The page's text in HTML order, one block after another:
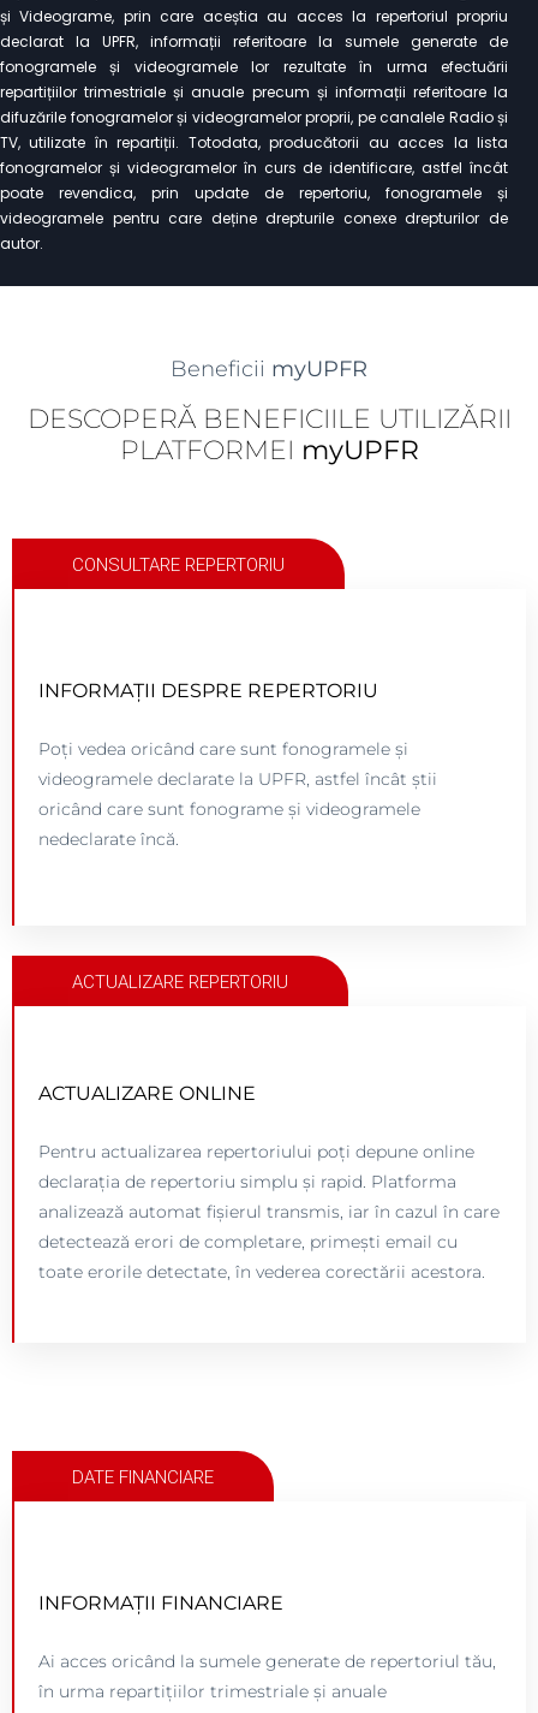
și Videograme, prin care aceștia au acces la repertoriul propriu
declarat la UPFR, informații referitoare la sumele generate de
fonogramele și videogramele lor rezultate în urma efectuării
repartițiilor trimestriale și anuale precum și informații referitoare la
difuzările fonogramelor și videogramelor proprii, pe canalele Radio și
TV, utilizate în repartiții. Totodata, producătorii au acces la lista
fonogramelor și videogramelor în curs de identificare, astfel încât
poate revendica, prin update de repertoriu, fonogramele și
videogramele pentru care deține drepturile conexe drepturilor de
autor.
Beneficii myUPFR
DESCOPERĂ BENEFICIILE UTILIZĂRII
PLATFORMEI myUPFR
CONSULTARE REPERTORIU
INFORMAȚII DESPRE REPERTORIU
Poți vedea oricând care sunt fonogramele și
videogramele declarate la UPFR, astfel încât știi
oricând care sunt fonograme și videogramele
nedeclarate încă.
ACCESEAZĂ PLATFORMA
Click pe butonul de mai jos.
Acces myUPFR
ACTUALIZARE REPERTORIU
ACTUALIZARE ONLINE
Pentru actualizarea repertoriului poți depune online
declarația de repertoriu simplu și rapid. Platforma
analizează automat fișierul transmis, iar în cazul în care
detectează erori de completare, primești email cu
toate erorile detectate, în vederea corectării acestora.
ACCESEAZĂ PLATFORMA
Click pe butonul de mai jos.
Acces myUPFR
DATE FINANCIARE
INFORMAȚII FINANCIARE
Ai acces oricând la sumele generate de repertoriul tău,
în urma repartițiilor trimestriale și anuale
ACCESEAZĂ PLATFORMA
Click pe butonul de mai jos.